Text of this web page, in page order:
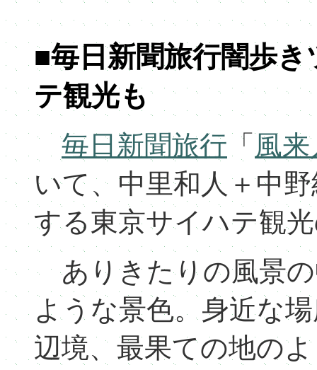
■毎日新聞旅行闇歩
テ観光も
毎日新聞旅行 「 風来
いて、中里和人＋中
する東京サイハテ観
ありきたりの風景の
ような景色。身近な
辺境、最果ての地の